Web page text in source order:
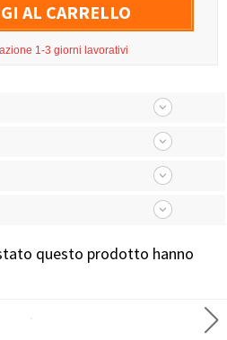
AL CARRELLO
1-3 giorni lavorativi
questo prodotto hanno